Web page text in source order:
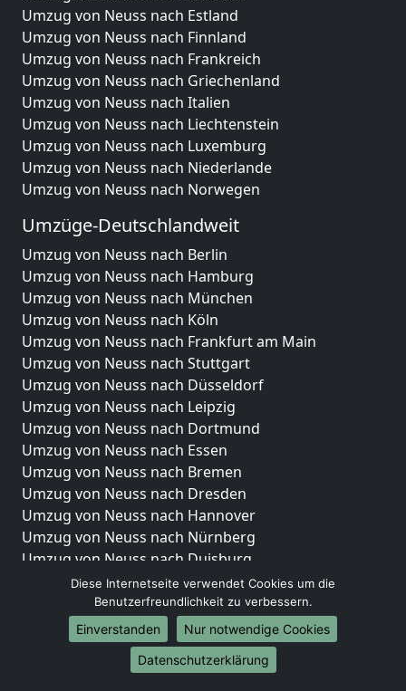
Umzug von Neuss nach Estland
Umzug von Neuss nach Finnland
Umzug von Neuss nach Frankreich
Umzug von Neuss nach Griechenland
Umzug von Neuss nach Italien
Umzug von Neuss nach Liechtenstein
Umzug von Neuss nach Luxemburg
Umzug von Neuss nach Niederlande
Umzug von Neuss nach Norwegen
Umzüge-Deutschlandweit
Umzug von Neuss nach Berlin
Umzug von Neuss nach Hamburg
Umzug von Neuss nach München
Umzug von Neuss nach Köln
Umzug von Neuss nach Frankfurt am Main
Umzug von Neuss nach Stuttgart
Umzug von Neuss nach Düsseldorf
Umzug von Neuss nach Leipzig
Umzug von Neuss nach Dortmund
Umzug von Neuss nach Essen
Umzug von Neuss nach Bremen
Umzug von Neuss nach Dresden
Umzug von Neuss nach Hannover
Umzug von Neuss nach Nürnberg
Umzug von Neuss nach Duisburg
Umzug von Neuss nach Bochum
Umzug von Neuss nach Wuppertal
Umzug von Neuss nach Bielefeld
Umzug von Neuss nach Bonn
Umzug von Neuss nach Münster
Diese Internetseite verwendet Cookies um die
Benutzerfreundlichkeit zu verbessern.
Einverstanden
Nur notwendige Cookies
Datenschutzerklärung